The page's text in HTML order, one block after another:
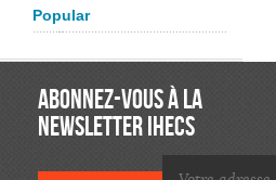
Popular
ABONNEZ-VOUS À LA
NEWSLETTER IHECS